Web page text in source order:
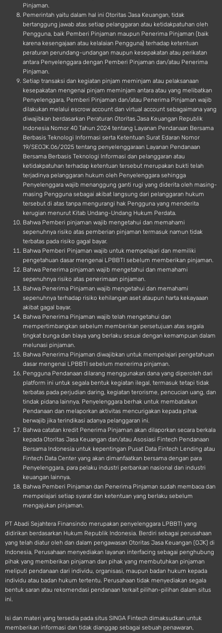
Pinjaman.
Pemerintah yaitu dalam hal ini Otoritas Jasa Keuangan, tidak
bertanggung jawab atas setiap pelanggaran atau ketidakpatuhan oleh
Pengguna, baik Pemberi Pinjaman maupun Penerima Pinjaman (baik
karena kesengajaan atau kelalaian Pengguna) terhadap ketentuan
peraturan perundang-undangan maupun kesepakatan atau perikatan
antara Penyelenggara dengan Pemberi Pinjaman dan/atau Penerima
Pinjaman.
Setiap transaksi dan kegiatan pinjam meminjam atau pelaksanaan
kesepakatan mengenai pinjam meminjam antara atau yang melibatkan
Penyelenggara, Pemberi Pinjaman dan/atau Penerima Pinjaman wajib
dilakukan melalui escrow account dan virtual account sebagaimana yang
diwajibkan berdasarkan Peraturan Otoritas Jasa Keuangan Republik
Indonesia Nomor 40 Tahun 2024 tentang Layanan Pendanaan Bersama
Berbasis Teknologi Informasi serta Ketentuan Surat Edaran Nomor
19/SEOJK.06/2025 tentang penyelenggaraan Layanan Pendanaan
Bersama Berbasis Teknologi Informasi dan pelanggaran atau
ketidakpatuhan terhadap ketentuan tersebut merupakan bukti telah
terjadinya pelanggaran hukum oleh Penyelenggara sehingga
Penyelenggara wajib menanggung ganti rugi yang diderita oleh masing-
masing Pengguna sebagai akibat langsung dari pelanggaran hukum
tersebut di atas tanpa mengurangi hak Pengguna yang menderita
kerugian menurut Kitab Undang-Undang Hukum Perdata.
Bahwa Pemberi pinjaman wajib mengetahui dan memahami
sepenuhnya risiko atas pemberian pinjaman termasuk namun tidak
terbatas pada risiko gagal bayar.
Bahwa Pemberi Pinjaman wajib untuk mempelajari dan memiliki
pengetahuan dasar mengenai LPBBTI sebelum memberikan pinjaman.
Bahwa Penerima pinjaman wajib mengetahui dan memahami
sepenuhnya risiko atas penerimaan pinjaman.
Bahwa Penerima Pinjaman wajib mengetahui dan memahami
sepenuhnya terhadap risiko kehilangan aset ataupun harta kekayaaan
akibat gagal bayar.
Bahwa Penerima Pinjaman wajib telah mengetahui dan
mempertimbangkan sebelum memberikan persetujuan atas segala
tingkat bunga dan biaya yang berlaku sesuai dengan kemampuan dalam
melunasi pinjaman.
Bahwa Penerima Pinjaman diwajibkan untuk mempelajari pengetahuan
dasar mengenai LPBBTI sebelum menerima pinjaman.
Pengguna Pendanaan dilarang menggunakan dana yang diperoleh dari
platform ini untuk segala bentuk kegiatan ilegal, termasuk tetapi tidak
terbatas pada perjudian daring, kegiatan terorisme, pencucian uang, dan
tindak pidana lainnya. Penyelenggara berhak untuk membatalkan
Pendanaan dan melaporkan aktivitas mencurigakan kepada pihak
berwajib jika terindikasi adanya pelanggaran ini.
Bahwa catatan kredit Penerima Pinjaman akan dilaporkan secara berkala
kepada Otoritas Jasa Keuangan dan/atau Asosiasi Fintech Pendanaan
Bersama Indonesia untuk kepentingan Pusat Data Fintech Lending atau
Fintech Data Center yang akan dimanfaatkan bersama dengan para
Penyelenggara, para pelaku industri perbankan nasional dan industri
keuangan lainnya.
Bahwa Pemberi Pinjaman dan Penerima Pinjaman sudah membaca dan
mempelajari setiap syarat dan ketentuan yang berlaku sebelum
mengajukan pinjaman.
PT Abadi Sejahtera Finansindo merupakan penyelenggara LPBBTI yang
didirikan berdasarkan Hukum Republik Indonesia. Berdiri sebagai perusahaan
yang telah diatur oleh dan dalam pengawasan Otoritas Jasa Keuangan (OJK) di
Indonesia, Perusahaan menyediakan layanan interfacing sebagai penghubung
pihak yang memberikan pinjaman dan pihak yang membutuhkan pinjaman
meliputi pendanaan dari individu, organisasi, maupun badan hukum kepada
individu atau badan hukum tertentu. Perusahaan tidak menyediakan segala
bentuk saran atau rekomendasi pendanaan terkait pilihan-pilihan dalam situs
ini.
Isi dan materi yang tersedia pada situs SINGA Fintech dimaksudkan untuk
memberikan informasi dan tidak dianggap sebagai sebuah penawaran,